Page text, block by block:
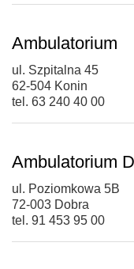
Ambulatorium
ul. Szpitalna 45
62-504 Konin
tel. 63 240 40 00
Ambulatorium
ul. Poziomkowa 5B
72-003 Dobra
tel. 91 453 95 00